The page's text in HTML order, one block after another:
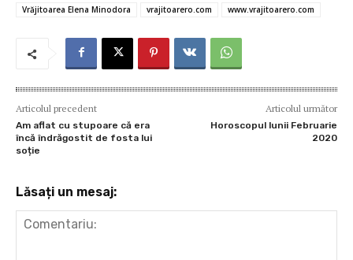
k p
Vrăjitoarea Elena Minodora
vrajitoarero.com www.vrajitoarero.com
Articolul precedent
Am aflat cu stupoare că era
încă îndrăgostit de fosta lui
soție
Articolul următor
Horoscopul lunii Februarie
2020
Lăsați un mesaj: